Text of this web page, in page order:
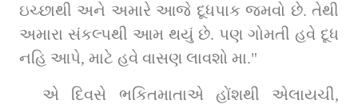
ઇચ્છાથી અને અમારે આજે દૂધપાક જમવો છે. તેથી
અમારા સંકલ્પથી આમ થયું છે. પણ ગોમતી હવે દૂધ
નહિ આપે, માટે હવે વાસણ લાવશો મા."
એ દિવસે ભકિતમાતાએ હોંશથી એલાયચી,